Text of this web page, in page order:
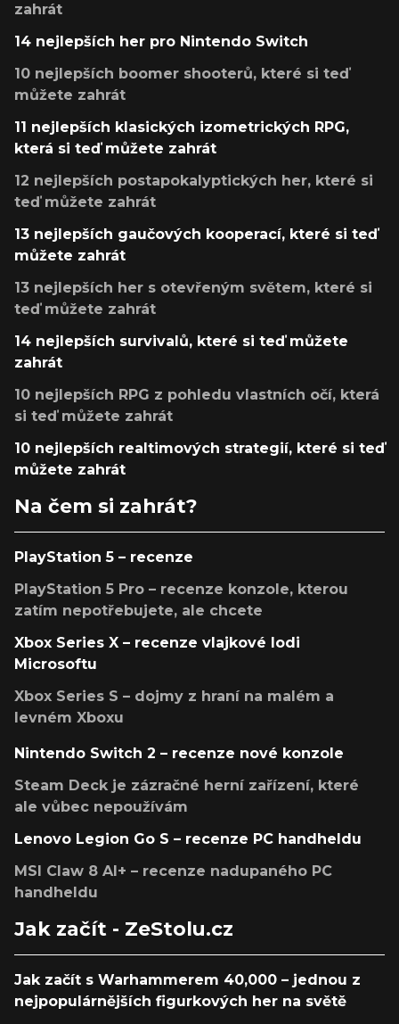
zahrát
14 nejlepších her pro Nintendo Switch
10 nejlepších boomer shooterů, které si teď
můžete zahrát
11 nejlepších klasických izometrických RPG,
která si teď můžete zahrát
12 nejlepších postapokalyptických her, které si
teď můžete zahrát
13 nejlepších gaučových kooperací, které si teď
můžete zahrát
13 nejlepších her s otevřeným světem, které si
teď můžete zahrát
14 nejlepších survivalů, které si teď můžete
zahrát
10 nejlepších RPG z pohledu vlastních očí, která
si teď můžete zahrát
10 nejlepších realtimových strategií, které si teď
můžete zahrát
Na čem si zahrát?
PlayStation 5 – recenze
PlayStation 5 Pro – recenze konzole, kterou
zatím nepotřebujete, ale chcete
Xbox Series X – recenze vlajkové lodi
Microsoftu
Xbox Series S – dojmy z hraní na malém a
levném Xboxu
Nintendo Switch 2 – recenze nové konzole
Steam Deck je zázračné herní zařízení, které
ale vůbec nepoužívám
Lenovo Legion Go S – recenze PC handheldu
MSI Claw 8 AI+ – recenze nadupaného PC
handheldu
Jak začít - ZeStolu.cz
Jak začít s Warhammerem 40,000 – jednou z
nejpopulárnějších figurkových her na světě